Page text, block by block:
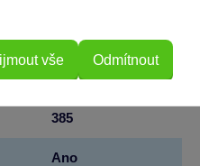
9.5
13.5
385
Ano
Odmítnout
vše